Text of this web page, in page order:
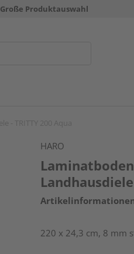
Große Produktauswahl
HARO
220 x 24,3 cm, 8 mm